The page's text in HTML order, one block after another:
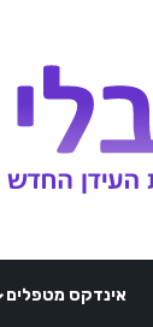
אינדקס מטפלים